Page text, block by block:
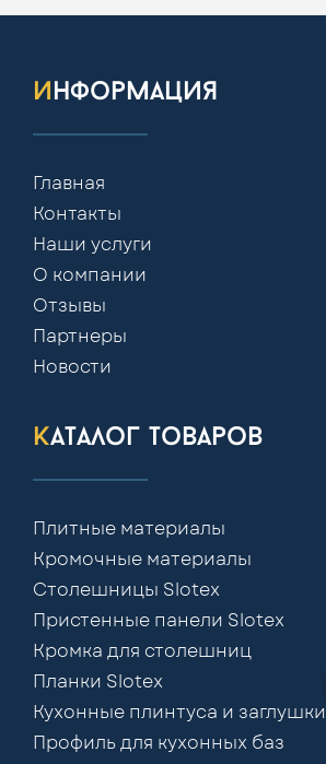
информация
Главная
Контакты
Наши услуги
О компании
Отзывы
Партнеры
Новости
каталог товаров
Плитные материалы
Кромочные материалы
Столешницы Slotex
Пристенные панели Slotex
Кромка для столешниц
Планки Slotex
Кухонные плинтуса и заглушки
Профиль для кухонных баз